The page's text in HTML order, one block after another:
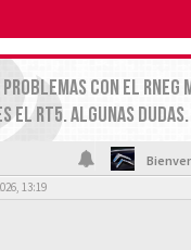
CON EL RNEG
EL RT5. ALGUNAS DUDAS.
13:19